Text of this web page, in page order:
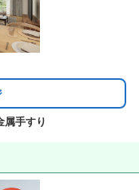
属手すり